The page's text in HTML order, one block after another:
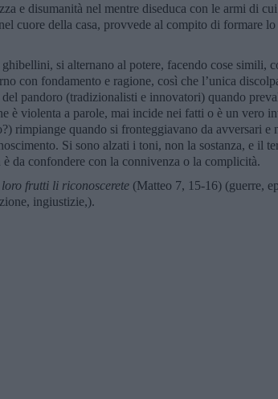
e disumanità nel mentre diseduca con le armi di
cuore della casa, provvede al compito di formare
si alternano al potere, facendo cose simili,
con fondamento e ragione, così che l’unica
pandoro (tradizionalisti e innovatori) quando
è violenta a parole, mai incide nei fatti o è un vero
rimpiange quando si fronteggiavano da avversari e
Si sono alzati i toni, non la sostanza, e il
da confondere con la connivenza o la complicità.
frutti li riconoscerete (Matteo 7, 15-16) (guerre,
ingiustizie,).